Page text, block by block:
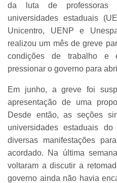
da luta de professoras
universidades estaduais
Unicentro, UENP e
realizou um mês de greve
condições de trabalho e
pressionar o governo para
Em junho, a greve foi
apresentação de uma
Desde então, as seções
universidades estaduais
diversas manifestações
acordado. Na última
voltaram a discutir a
governo ainda não havia